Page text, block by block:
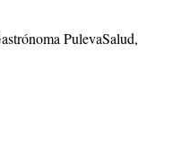
PulevaSalud,